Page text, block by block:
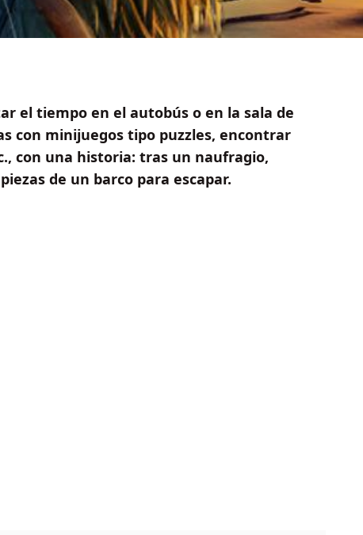
el tiempo en el autobús o en la sala de
con minijuegos tipo puzzles, encontrar
con una historia: tras un naufragio,
de un barco para escapar.